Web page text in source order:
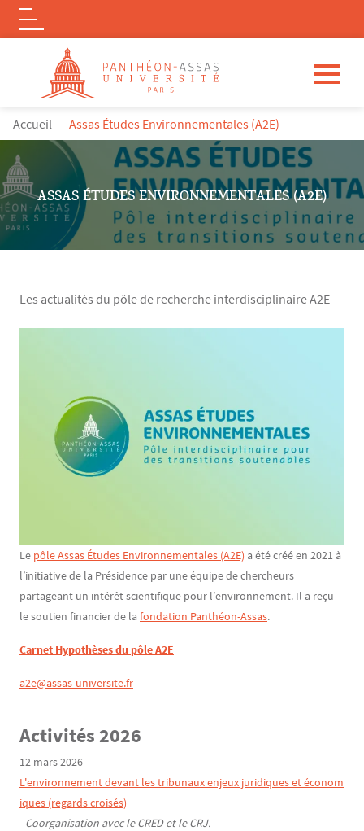
Aller au contenu principal
Logo
FIL D'ARIANE
Accueil Assas Études Environnementales (A2E)
ASSAS ÉTUDES ENVIRONNEMENTALES (A2E)
Les actualités du pôle de recherche interdisciplinaire A2E
Texte
Le pôle Assas Études Environnementales (A2E) a été créé en 2021 à
l’initiative de la Présidence par une équipe de chercheurs
partageant un intérêt scientifique pour l’environnement. Il a reçu
le soutien financier de la fondation Panthéon-Assas.
Carnet Hypothèses du pôle A2E
a2e@assas-universite.fr
Texte
Activités 2026
12 mars 2026 -
L'environnement devant les tribunaux enjeux juridiques et économ
iques (regards croisés)
- Coorganisation avec le CRED et le CRJ.